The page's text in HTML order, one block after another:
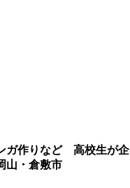
ガ作りなど 高校生が企
山・倉敷市